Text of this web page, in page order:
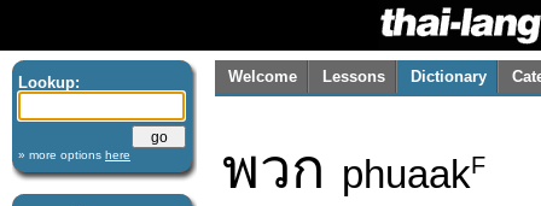
Lookup:
» more options here
Welcome Lessons Dictionary
พวก phuaakF